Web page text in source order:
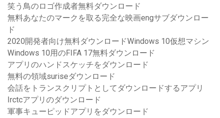
笑う鳥のロゴ作成者無料ダウンロード
無料あなたのマークを取る完全な映画engサブダウンロー
ド
2020開発者向け無料ダウンロードWindows 10仮想マシン
Windows 10用のFIFA 17無料ダウンロード
アプリのハンドスケッチをダウンロード
無料の領域suriseダウンロード
会話をトランスクリプトとしてダウンロードするアプリ
Irctcアプリのダウンロード
軍事キューピッドアプリをダウンロード